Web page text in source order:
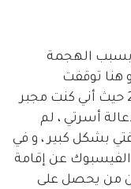
بسبب الهجمة
هنا توقفت
ممارستي لألعاب القوى حتى عام 2016 حيث أني كنت مجبر
يومياً لإعالة أسرتي ، لم
بشكل كبير ، و في
الفيسبوك عن إقامة
لمسافة 42 كم ، و أن من يحصل على